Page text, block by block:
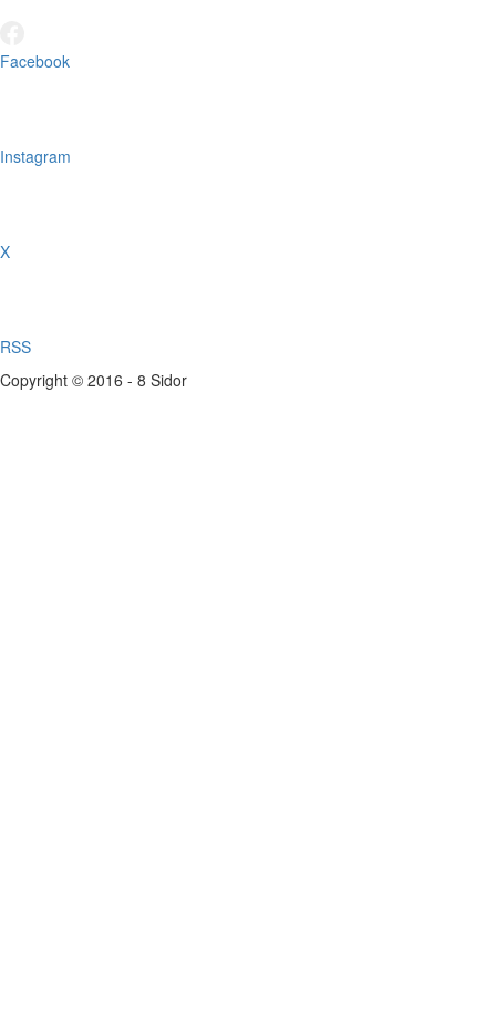
Facebook
Instagram
X
RSS
Copyright © 2016 - 8 Sidor